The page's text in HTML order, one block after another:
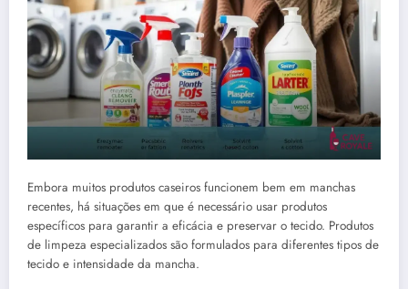
Embora muitos produtos caseiros funcionem bem em manchas
recentes, há situações em que é necessário usar produtos
específicos para garantir a eficácia e preservar o tecido. Produtos
de limpeza especializados são formulados para diferentes tipos de
tecido e intensidade da mancha.